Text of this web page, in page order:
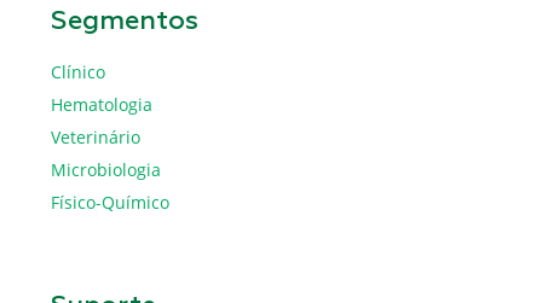
Segmentos
Clínico
Hematologia
Veterinário
Microbiologia
Físico-Químico